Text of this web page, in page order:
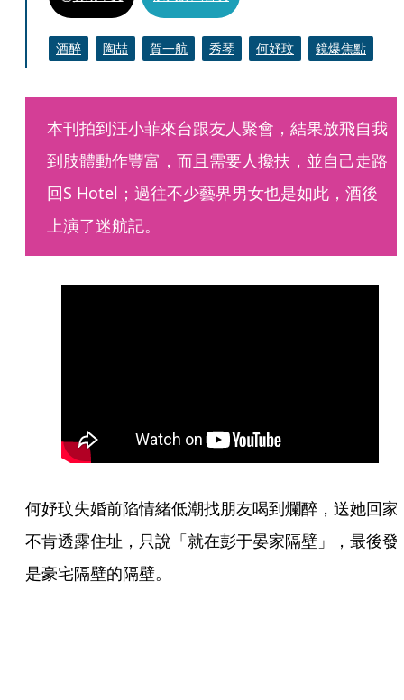
酒醉 陶喆 賀一航 秀琴 何妤玟 鏡爆焦點
本刊拍到汪小菲來台跟友人聚會，結果放飛自我
到肢體動作豐富，而且需要人攙扶，並自己走路
回S Hotel；過往不少藝界男女也是如此，酒後
上演了迷航記。
何妤玟失婚前陷情緒低潮找朋友喝到爛醉，送她回家
不肯透露住址，只說「就在彭于晏家隔壁」，最後發
是豪宅隔壁的隔壁。